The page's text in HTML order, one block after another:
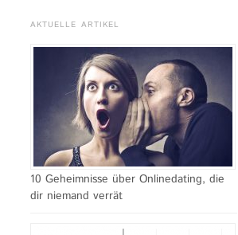
AKTUELLE ARTIKEL
10 Geheimnisse über Onlinedating, die
dir niemand verrät